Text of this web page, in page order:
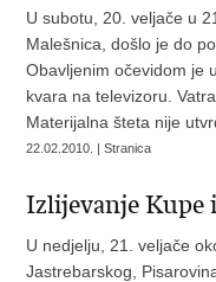
U subotu, 20. veljače u
Malešnica, došlo je do
Obavljenim očevidom je
kvara na televizoru.
Materijalna šteta nije
22.02.2010. | Stranica
Izlijevanje Kupe
U nedjelju, 21. veljače
Jastrebarskog,